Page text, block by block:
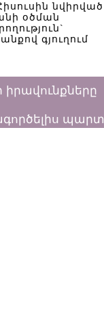
նվիրված
օծման
գյուղում
իրավունքները